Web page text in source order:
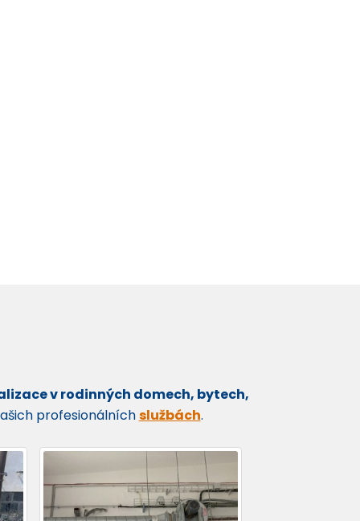
v rodinných domech, bytech,
profesionálníchslužbách.